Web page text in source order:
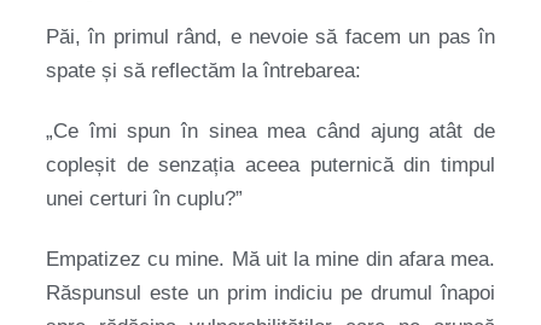
Păi, în primul rând, e nevoie să facem un pas în
spate și să reflectăm la întrebarea:
„Ce îmi spun în sinea mea când ajung atât de
copleșit de senzația aceea puternică din timpul
unei certuri în cuplu?”
Empatizez cu mine. Mă uit la mine din afara mea.
Răspunsul este un prim indiciu pe drumul înapoi